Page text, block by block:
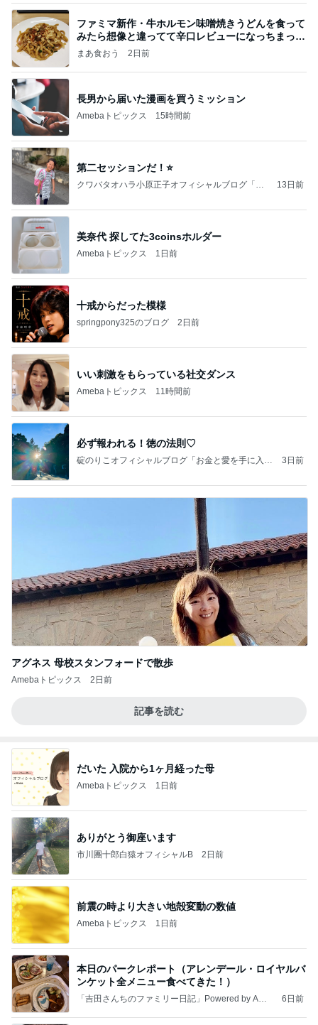
ファミマ新作・牛ホルモン味噌焼きうどんを食って
みたら想像と違ってて辛口レビューになっちまった
話
まあ食おう 2日前
長男から届いた漫画を買うミッション
Amebaトピックス 15時間前
第二セッションだ！⭐️
クワバタオハラ小原正子オフィシャルブログ「女
13日前
美奈代 探してた3coinsホルダー
Amebaトピックス 1日前
十戒からだった模様
springpony325のブログ 2日前
いい刺激をもらっている社交ダンス
Amebaトピックス 11時間前
必ず報われる！徳の法則♡
碇のりこオフィシャルブログ「お金と愛を手に入れ
3日前
アグネス 母校スタンフォードで散歩
Amebaトピックス 2日前
記事を読む
だいた 入院から1ヶ月経った母
Amebaトピックス 1日前
ありがとう御座います
市川團十郎白猿オフィシャルB 2日前
前震の時より大きい地殻変動の数値
Amebaトピックス 1日前
本日のパークレポート（アレンデール・ロイヤルバ
ンケット全メニュー食べてきた！）
「吉田さんちのファミリー日記」Powered by Ame
6日前